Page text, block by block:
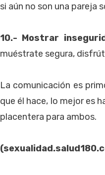
si aún no son una pareja
10.- Mostrar
muéstrate segura,
La comunicación es
que él hace, lo mejor es
placentera para ambos.